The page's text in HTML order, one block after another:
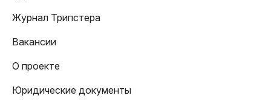
Журнал Трипстера
Вакансии
О проекте
Юридические документы